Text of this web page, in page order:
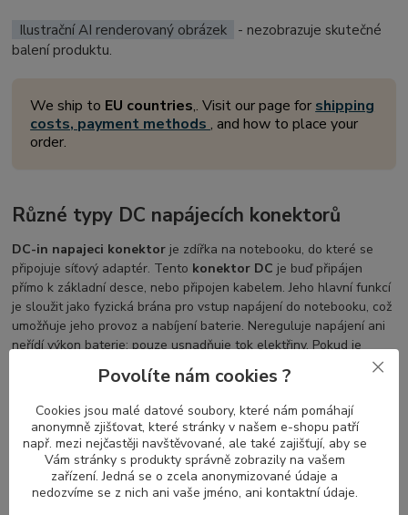
Ilustrační AI renderovaný obrázek
- nezobrazuje skutečné
balení produktu.
We ship to EU countries,. Visit our page for shipping
costs, payment methods, and how to place your
order.
Různé typy DC napájecích konektorů
DC-in napajeci konektor je zdířka na notebooku, do které se
připojuje síťový adaptér. Tento konektor DC je buď připájen
přímo k základní desce, nebo připojen kabelem. Jeho hlavní funkcí
je sloužit jako fyzická brána pro vstup napájení do notebooku, což
umožňuje jeho provoz a nabíjení baterie. Nereguluje napájení ani
neřídí výkon baterie; pouze usnadňuje tok elektřiny. Pokud je
vadný, může se stát, že se notebook
nezapne nebo se baterie nebude správně nabíjet.
Příznaky poruchy napájecího konektoru DC
Mezi běžné příznaky poruchynapajeciho DC konektoru na
Povolíte nám cookies ?
Cookies jsou malé datové soubory, které nám pomáhají
anonymně zjišťovat, které stránky v našem e-shopu patří
např. mezi nejčastěji navštěvované, ale také zajišťují, aby se
Vám stránky s produkty správně zobrazily na vašem
zařízení. Jedná se o zcela anonymizované údaje a
nedozvíme se z nich ani vaše jméno, ani kontaktní údaje.